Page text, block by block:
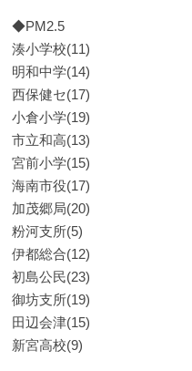
◆PM2.5
湊小学校(11)
明和中学(14)
西保健セ(17)
小倉小学(19)
市立和高(13)
宮前小学(15)
海南市役(17)
加茂郷局(20)
粉河支所(5)
伊都総合(12)
初島公民(23)
御坊支所(19)
田辺会津(15)
新宮高校(9)